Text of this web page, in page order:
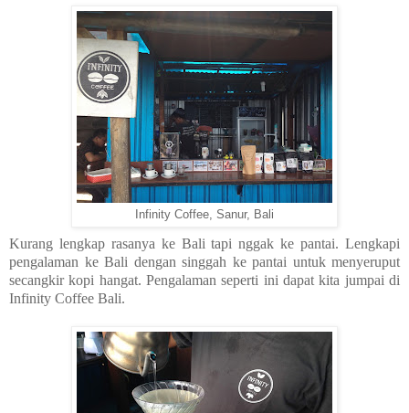
Infinity Coffee, Sanur, Bali
Kurang lengkap rasanya ke Bali tapi nggak ke pantai. Lengkapi
pengalaman ke Bali dengan singgah ke pantai untuk menyeruput
secangkir kopi hangat. Pengalaman seperti ini dapat kita jumpai di
Infinity Coffee Bali.